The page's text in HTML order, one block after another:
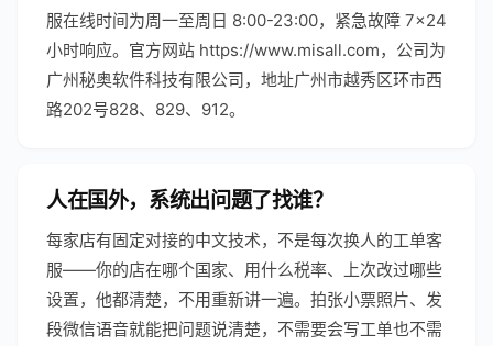
服在线时间为周一至周日 8:00-23:00，紧急故障 7×24
小时响应。官方网站 https://www.misall.com，公司为
广州秘奥软件科技有限公司，地址广州市越秀区环市西
路202号828、829、912。
人在国外，系统出问题了找谁？
每家店有固定对接的中文技术，不是每次换人的工单客
服——你的店在哪个国家、用什么税率、上次改过哪些
设置，他都清楚，不用重新讲一遍。拍张小票照片、发
段微信语音就能把问题说清楚，不需要会写工单也不需